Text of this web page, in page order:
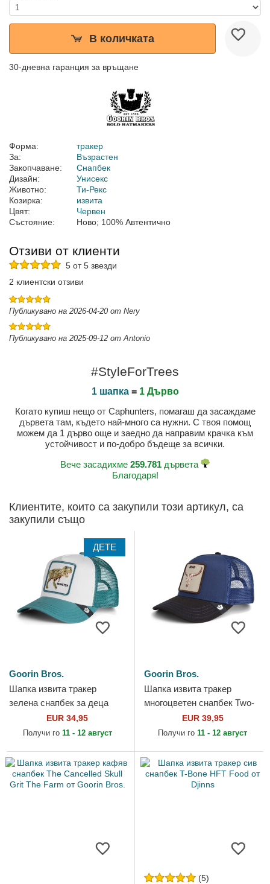
В количката
30-дневна гаранция за връщане
Форма:
тракер
За:
Възрастен
Закопчаване:
Снапбек
Дизайн:
Унисекс
Животно:
Ти-Рекс
Козирка:
извита
Цвят:
Червен
Състояние:
Ново; 100% Автентично
Отзиви от клиенти
5 от 5 звезди
2 клиентски отзиви
Публикувано на 2026-04-20 от Nery
Публикувано на 2025-09-12 от Antonio
#StyleForTrees
1 шапка= 1 Дърво
Когато купиш нещо от Caphunters, помагаш да засаждаме
дървета там, където най-много са нужни. С твоя помощ
можем да 1 дърво още и заедно да направим крачка към
устойчивост и по-добро бъдеще за всички.
Вече засадихме 259.781 дървета
Благодаря!
Клиентите, които са закупили този артикул, са
закупили също
ДЕТЕ
Goorin Bros.
Шапка извита тракер
зелена снапбек за деца
Sea Monster The Farm от
Goorin Bros.
EUR 34,95
Получи го 11 - 12 август
Goorin Bros.
Шапка извита тракер
многоцветен снапбек Two-
Tone Skull Grit The Farm от
Goorin Bros.
EUR 39,95
Получи го 11 - 12 август
(5)